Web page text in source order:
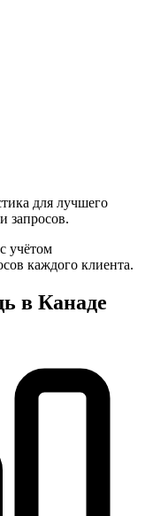
для лучшего
запросов.
учётом
каждого клиента.
в Канаде